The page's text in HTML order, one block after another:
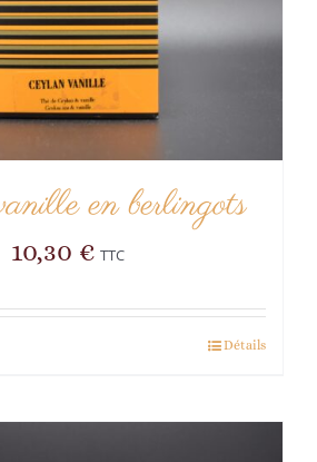
en berlingots
10,30 € TTC
Détails